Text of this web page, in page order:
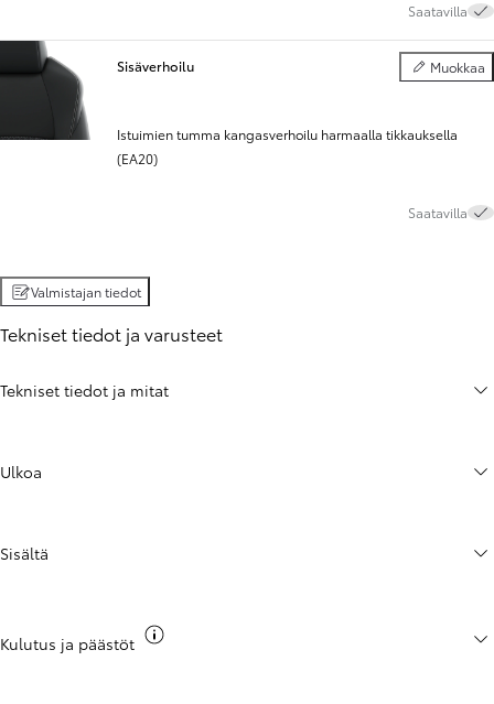
Saatavilla
Sisäverhoilu Muokkaa
Sisäverhoilu
Istuimien tumma kangasverhoilu harmaalla tikkauksella
(EA20)
Saatavilla
Valmistajan tiedot
Tekniset tiedot ja varusteet
Tekniset tiedot ja mitat
Ulkoa
Sisältä
Kulutus ja päästöt